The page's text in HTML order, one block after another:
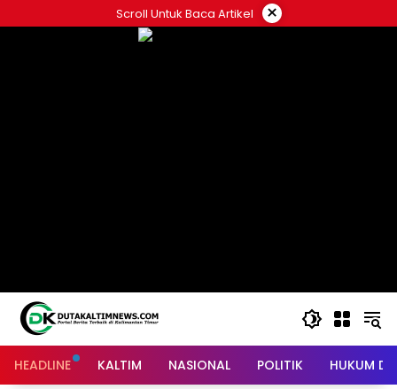
to
Scroll Untuk Baca Artikel ×
HEADLINE KALTIM NASIONAL POLITIK HUKUM